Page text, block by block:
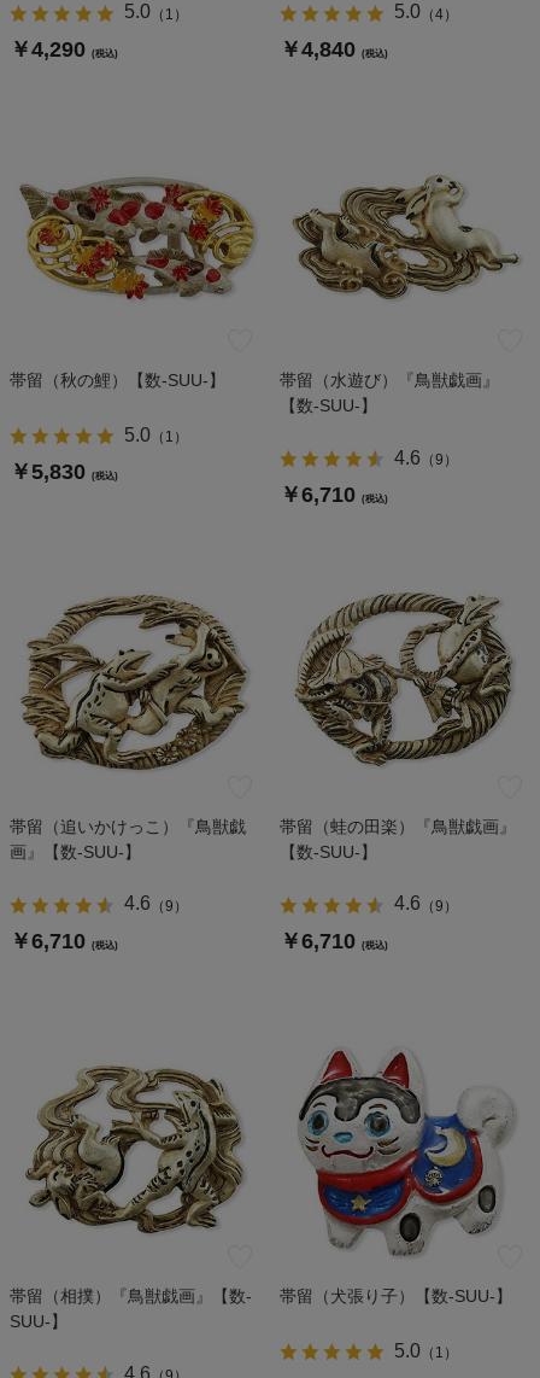
5.0（ 1 ）
￥4,290 (税込)
5.0（4）
￥4,840 (税込)
帯留（秋の鯉）【数-SUU-】
5.0（ 1 ）
￥5,830 (税込)
帯留（水遊び）『鳥獣戯画』
【数-SUU-】
4.6 （9 ）
￥6,710 (税込)
帯留（追いかけっこ）『鳥獣戯
画』【数-SUU-】
4.6 （9 ）
￥6,710 (税込)
帯留（蛙の田楽）『鳥獣戯画』
【数-SUU-】
4.6 （9 ）
￥6,710 (税込)
帯留（相撲）『鳥獣戯画』【数-
SUU-】
4.6
帯留（犬張り子）【数-SUU-】
5.0（ 1 ）